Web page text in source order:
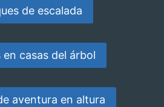
de escalada
en casas del árbol
aventura en altura